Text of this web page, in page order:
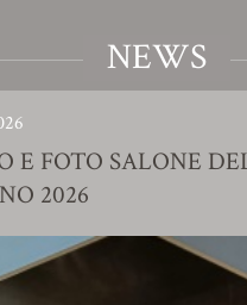
NEWS
E FOTO SALONE
2026